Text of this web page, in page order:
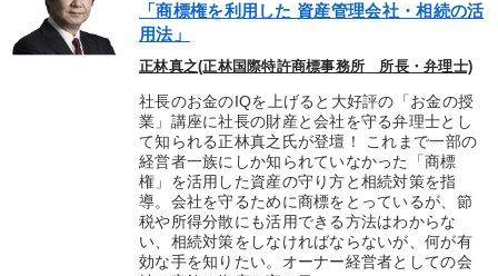
「商標権を利用した 資産管理会社・相続の活
用法」
正林真之(正林国際特許商標事務所 所長・弁理士)
社長のお金のIQを上げると大好評の「お金の授
業」講座に社長の財産と会社を守る弁理士とし
て知られる正林真之氏が登壇！ これまで一部の
経営者一族にしか知られていなかった「商標
権」を活用した資産の守り方と相続対策を指
導。会社を守るために商標をとっているが、節
税や所得分散にも活用できる方法はわからな
い、相続対策をしなければならないが、何が有
効な手を知りたい。オーナー経営者としての会